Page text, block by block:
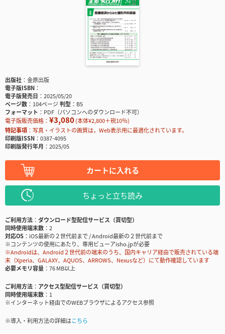
出版社
金原出版
電子版ISBN
電子版発売日
2025/05/20
ページ数
104ページ判型
B5
フォーマット
PDF（パソコンへのダウンロード不可）
電子版販売価格： ¥3,080(本体¥2,800＋税10％)
特記事項
写真・イラストの画質は，Web表示用に最適化されています。
印刷版ISSN
0387-4095
印刷版発行年月
2025/05
カートに入れる
ちょっと立ち読み
ご利用方法
ダウンロード型配信サービス（買切型）
同時使用端末数
2
対応OS
iOS最新の２世代前まで / Android最新の２世代前まで
※コンテンツの使用にあたり、専用ビューアisho.jpが必要
※Androidは、Android２世代前の端末のうち、国内キャリア経由で販売されている端
末（Xperia、GALAXY、AQUOS、ARROWS、Nexusなど）にて動作確認しています
必要メモリ容量
76 MB以上
ご利用方法
アクセス型配信サービス（買切型）
同時使用端末数
1
※インターネット経由でのWEBブラウザによるアクセス参照
※導入・利用方法の詳細はこちら